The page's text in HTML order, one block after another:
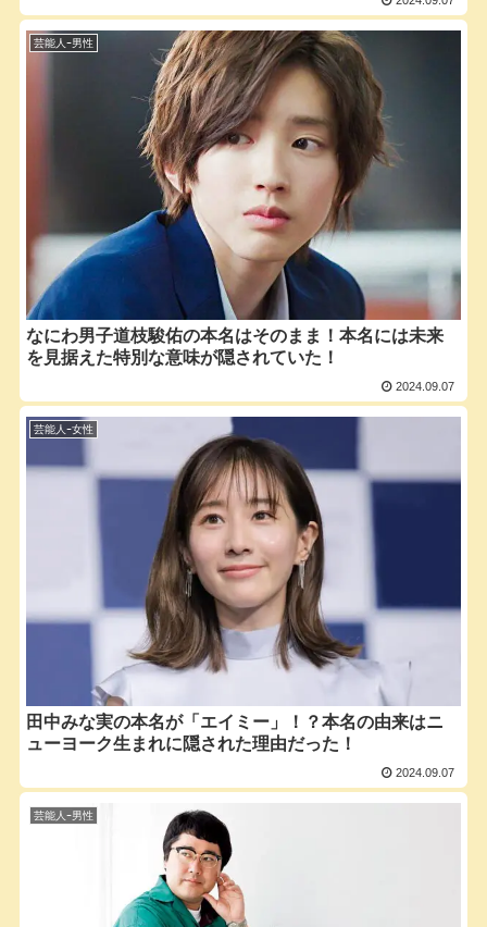
芸能人ｰ男性
なにわ男子道枝駿佑の本名はそのまま！本名には未来
を見据えた特別な意味が隠されていた！
2024.09.07
芸能人ｰ女性
田中みな実の本名が「エイミー」！？本名の由来はニ
ューヨーク生まれに隠された理由だった！
2024.09.07
芸能人ｰ男性